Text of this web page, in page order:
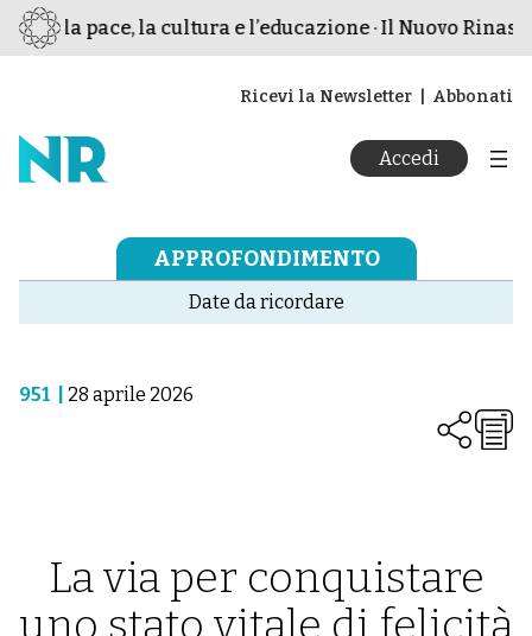
per la pace, la cultura e l’educazione · Il Nuovo
Ricevi la Newsletter Abbonati
Accedi
APPROFONDIMENTO
Date da ricordare
951 28 aprile 2026
La via per conquistare
uno stato vitale di felicità